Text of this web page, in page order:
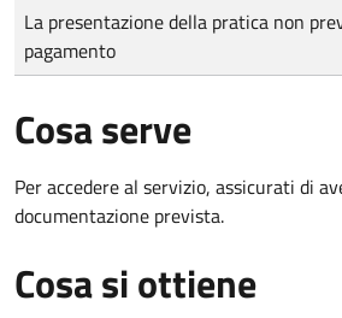
Tipo di pagamento
Importo
La presentazione della pratica non
pagamento
Cosa serve
Per accedere al servizio, assicurati di
documentazione prevista.
Cosa si ottiene